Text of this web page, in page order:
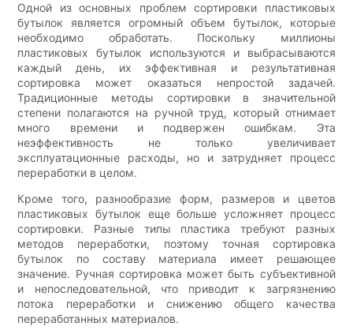
Одной из основных проблем сортировки пластиковых
бутылок является огромный объем бутылок, которые
необходимо обработать. Поскольку миллионы
пластиковых бутылок используются и выбрасываются
каждый день, их эффективная и результативная
сортировка может оказаться непростой задачей.
Традиционные методы сортировки в значительной
степени полагаются на ручной труд, который отнимает
много времени и подвержен ошибкам. Эта
неэффективность не только увеличивает
эксплуатационные расходы, но и затрудняет процесс
переработки в целом.
Кроме того, разнообразие форм, размеров и цветов
пластиковых бутылок еще больше усложняет процесс
сортировки. Разные типы пластика требуют разных
методов переработки, поэтому точная сортировка
бутылок по составу материала имеет решающее
значение. Ручная сортировка может быть субъективной
и непоследовательной, что приводит к загрязнению
потока переработки и снижению общего качества
переработанных материалов.